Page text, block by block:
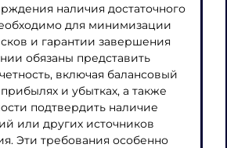
наличия достаточного
для минимизации
и гарантии завершения
обязаны представить
включая балансовый
и убытках, а также
подтвердить наличие
или других источников
Эти требования особенно